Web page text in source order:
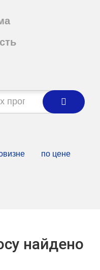
по цене
найдено